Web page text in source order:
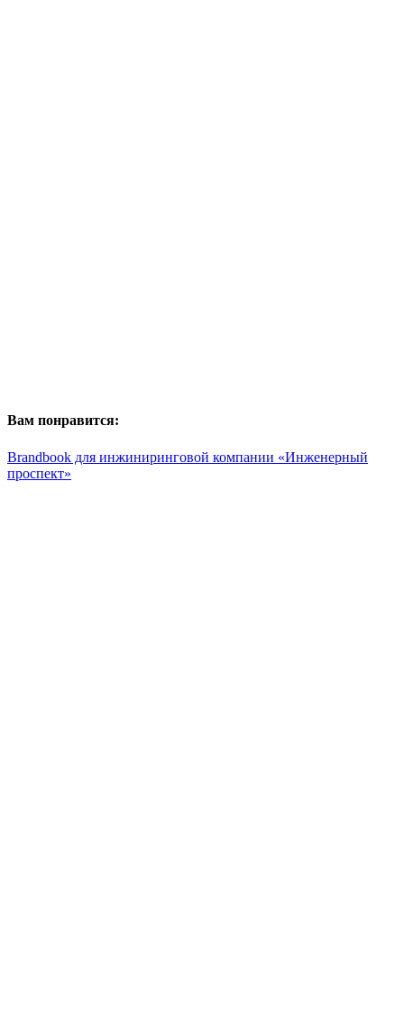
Вам понравится:
Brandbook для инжиниринговой компании «Инженерный
проспект»